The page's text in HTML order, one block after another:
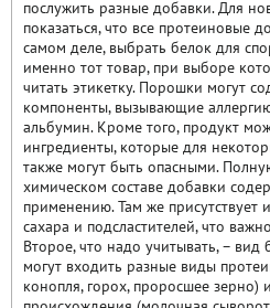
послужить разные добавки. Для
показаться, что все протеиновые
самом деле, выбрать белок для
именно тот товар, при выборе
читать этикетку. Порошки могут
компоненты, вызывающие
альбумин. Кроме того, продукт
ингредиенты, которые для
также могут быть опасными.
химическом составе добавки
применению. Там же
сахара и подсластителей, что
Второе, что надо учитывать, – вид
могут входить разные виды
конопля, горох, проросшее зерно)